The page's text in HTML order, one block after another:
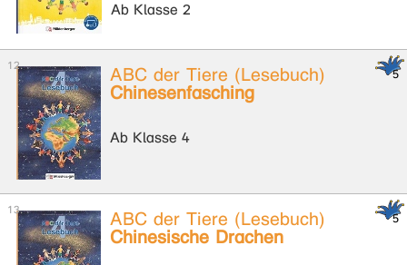
Ab Klasse 2
ABC der Tiere (Lesebuch)
Chinesenfasching
Ab Klasse 4
ABC der Tiere (Lesebuch)
Chinesische Drachen